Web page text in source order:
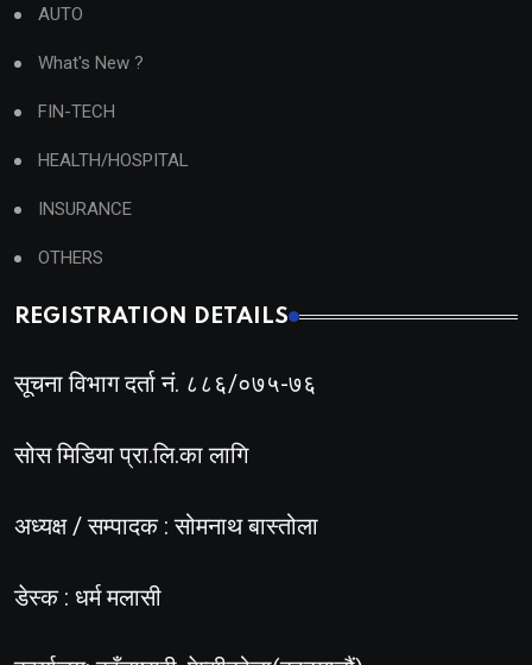
AUTO
What's New ?
FIN-TECH
HEALTH/HOSPITAL
INSURANCE
OTHERS
REGISTRATION DETAILS
सूचना विभाग दर्ता नं. ८८६/०७५-७६
सोस मिडिया प्रा.लि.का लागि
अध्यक्ष / सम्पादक : सोमनाथ बास्तोला
डेस्क : धर्म मलासी